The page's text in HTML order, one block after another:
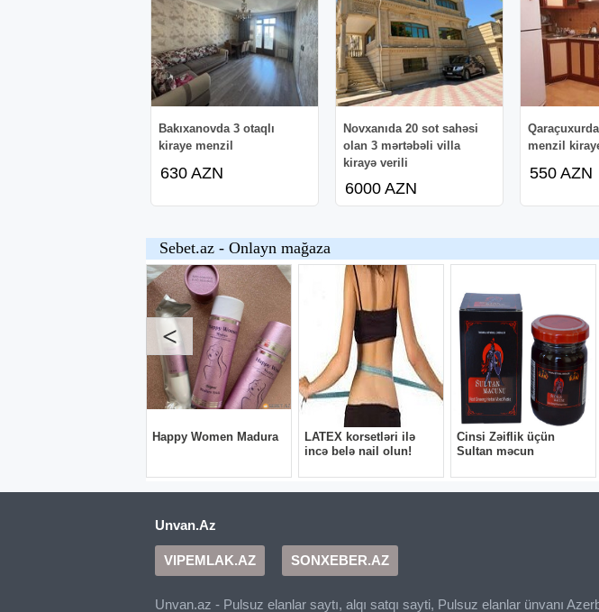
Bakıxanovda 3 otaqlı
kiraye menzil
630 AZN
Novxanıda 20 sot sahəsi
olan 3 mərtəbəli villa
kirayə verili
6000 AZN
menzil
550 AZN
Unvan.Az
VIPEMLAK.AZ SONXEBER.AZ
Unvan.az - Pulsuz elanlar saytı, alqı satqı sayti, Pulsuz elanlar ünvanı